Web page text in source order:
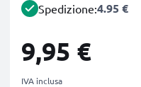
Spedizione:4.95 €
9,95 €
IVA inclusa